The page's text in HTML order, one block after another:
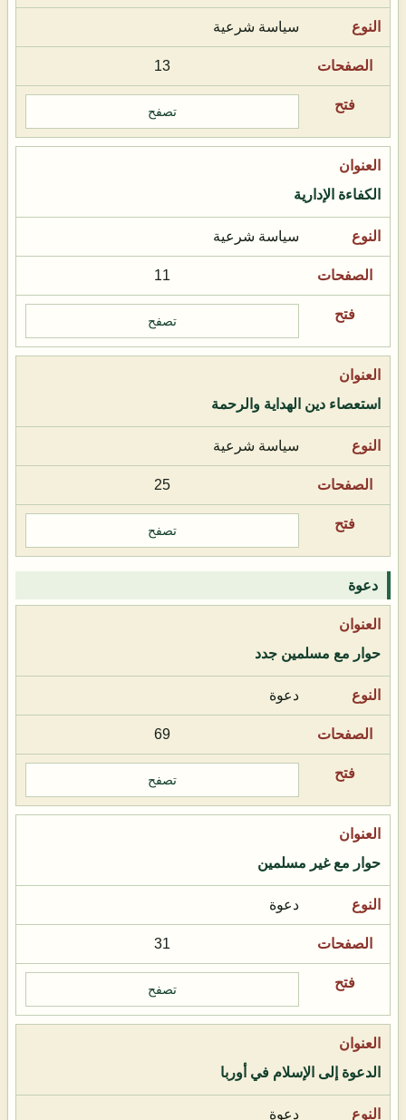
سياسة شرعية
13
تصفح
الكفاءة الإدارية
سياسة شرعية
11
تصفح
استعصاء دين الهداية والرحمة
سياسة شرعية
25
تصفح
دعوة
حوار مع مسلمين جدد
دعوة
69
تصفح
حوار مع غير مسلمين
دعوة
31
تصفح
الدعوة إلى الإسلام في أوربا
دعوة